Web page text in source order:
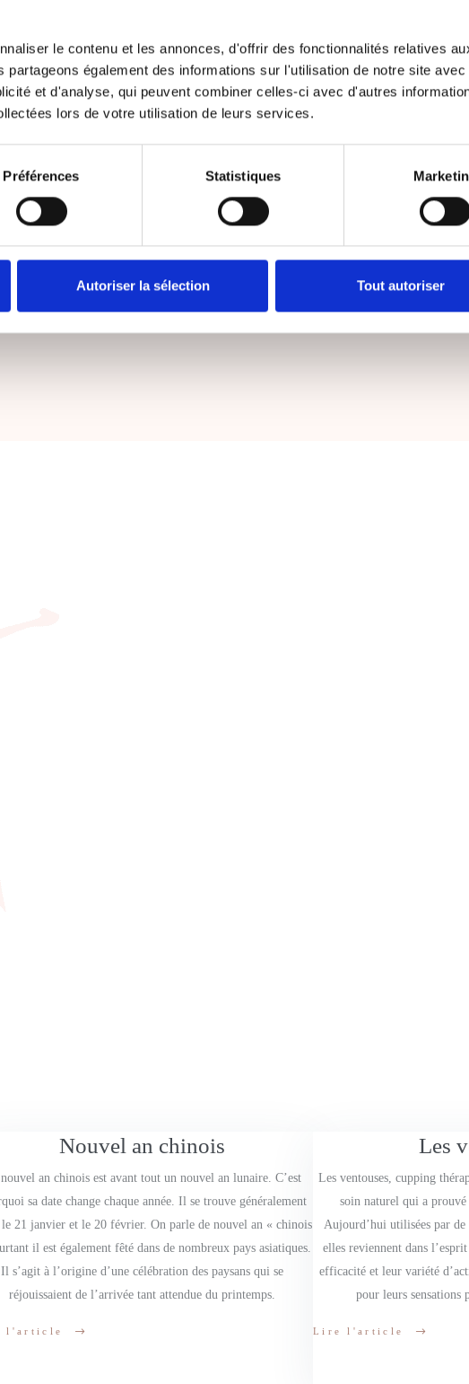
le contenu et les annonces, d'offrir des fonctionnalités relatives
également des informations sur l'utilisation de notre site avec
et d'analyse, qui peuvent combiner celles-ci avec d'autres
lors de votre utilisation de leurs services.
Préférences Statistiques
Autoriser la sélection Tout autoriser
Nouvel an chinois
an chinois est avant tout un nouvel an lunaire. C’est
sa date change chaque année. Il se trouve généralement
le 21 janvier et le 20 février. On parle de nouvel an « chinois
il est également fêté dans de nombreux pays asiatiques.
Il s’agit à l’origine d’une célébration des paysans qui se
réjouissaient de l’arrivée tant attendue du printemps.
l'article
Les
Les ventouses, cupping
soin naturel qui a prouvé
Aujourd’hui utilisées par
elles reviennent dans
efficacité et leur variété
pour leurs sensations
Lire l'article